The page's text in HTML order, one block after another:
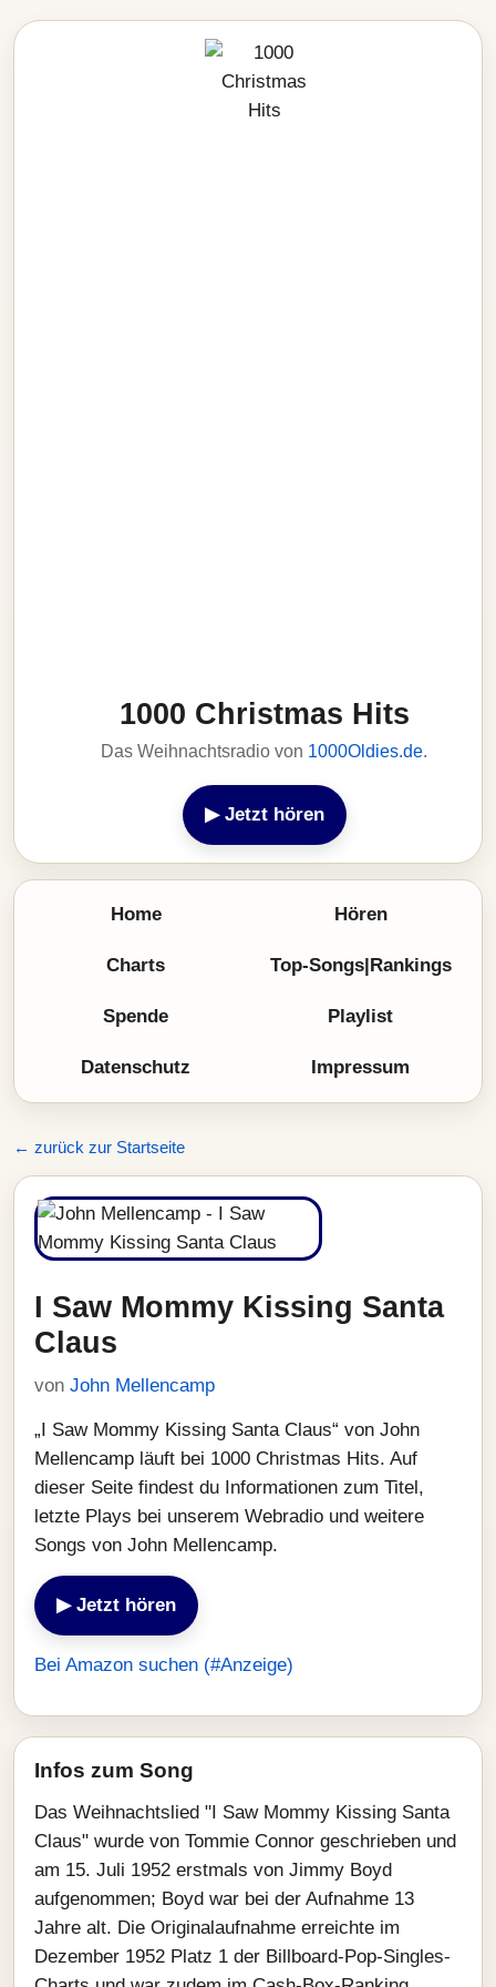
1000 Christmas Hits
Das Weihnachtsradio von 1000Oldies.de.
▶ Jetzt hören
Home Hören
Charts Top-Songs|Rankings
Spende Playlist
Datenschutz Impressum
← zurück zur Startseite
I Saw Mommy Kissing Santa
Claus
von John Mellencamp
„I Saw Mommy Kissing Santa Claus“ von John
Mellencamp läuft bei 1000 Christmas Hits. Auf
dieser Seite findest du Informationen zum Titel,
letzte Plays bei unserem Webradio und weitere
Songs von John Mellencamp.
▶ Jetzt hören
Bei Amazon suchen (#Anzeige)
Infos zum Song
Das Weihnachtslied "I Saw Mommy Kissing Santa
Claus" wurde von Tommie Connor geschrieben und
am 15. Juli 1952 erstmals von Jimmy Boyd
aufgenommen; Boyd war bei der Aufnahme 13
Jahre alt. Die Originalaufnahme erreichte im
Dezember 1952 Platz 1 der Billboard-Pop-Singles-